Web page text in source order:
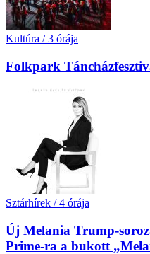
Kultúra / 3 órája
Folkpark
Sztárhírek / 4 órája
Új Melania Trump-
Prime-ra a bukott